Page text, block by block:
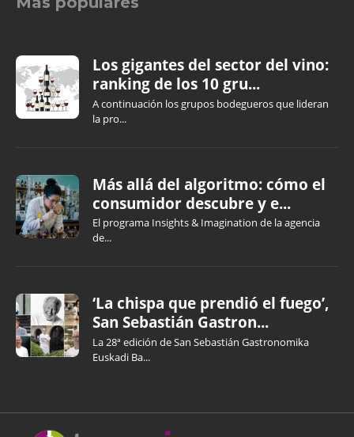
Los gigantes del sector del vino:
ranking de los 10 gru...
A continuación los grupos bodegueros que lideran
la pro...
Más allá del algoritmo: cómo el
consumidor descubre y e...
El programa Insights & Imagination de la agencia
de...
‘La chispa que prendió el fuego’,
San Sebastián Gastron...
La 28ª edición de San Sebastián Gastronomika
Euskadi Ba...